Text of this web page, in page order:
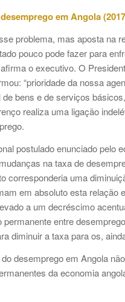
em Angola
problema, mas aposta na
pouco pode fazer para
o executivo. O
“prioridade da nossa
bens e de serviços
realiza uma ligação
postulado enunciado pelo
na taxa de
corresponderia uma
em absoluto esta
a um decréscimo
entre
diminuir a taxa para os,
desemprego em Angola
da economia